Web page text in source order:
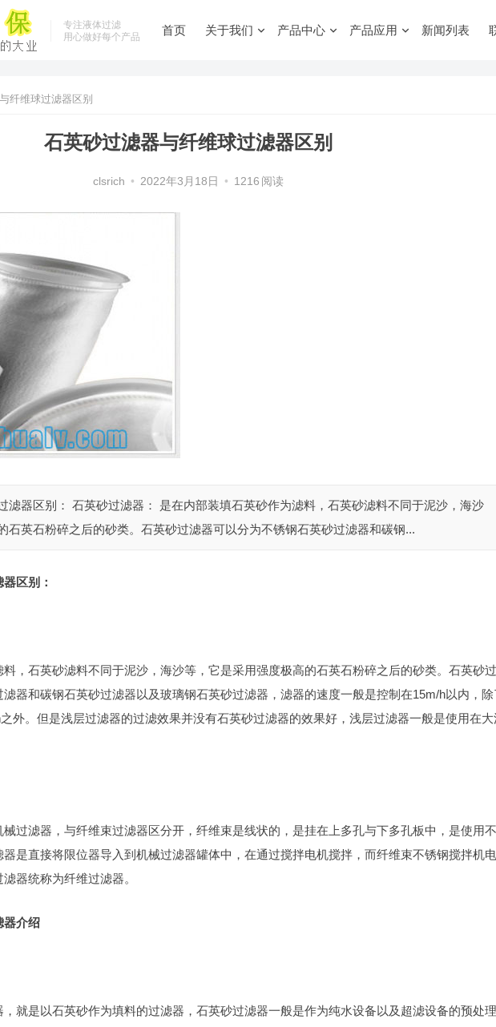
专注液体过滤
用心做好每个产品
首页 关于我们 产品中心 产品应用 新闻列表
纤维球过滤器区别
石英砂过滤器与纤维球过滤器区别
clsrich • 2022年3月18日 • 1216 阅读
滤器区别： 石英砂过滤器： 是在内部装填石英砂作为滤料，石英砂滤料不同于泥沙，海沙
石英石粉碎之后的砂类。石英砂过滤器可以分为不锈钢石英砂过滤器和碳钢...
区别：
，石英砂滤料不同于泥沙，海沙等，它是采用强度极高的石英石粉碎之后的砂类。石英砂
器和碳钢石英砂过滤器以及玻璃钢石英砂过滤器，滤器的速度一般是控制在15m/h以内，除
外。但是浅层过滤器的过滤效果并没有石英砂过滤器的效果好，浅层过滤器一般是使用在大
过滤器，与纤维束过滤器区分开，纤维束是线状的，是挂在上多孔与下多孔板中，是使用
是直接将限位器导入到机械过滤器罐体中，在通过搅拌电机搅拌，而纤维束不锈钢搅拌机电
器统称为纤维过滤器。
器介绍
就是以石英砂作为填料的过滤器，石英砂过滤器一般是作为纯水设备以及超滤设备的预处